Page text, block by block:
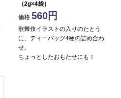
（2g×4袋）
価格 560
歌舞伎イラストの入りのたとう
に、ティーバッグ4種の詰め合わ
せ。
ちょっとしたおもたせにも！